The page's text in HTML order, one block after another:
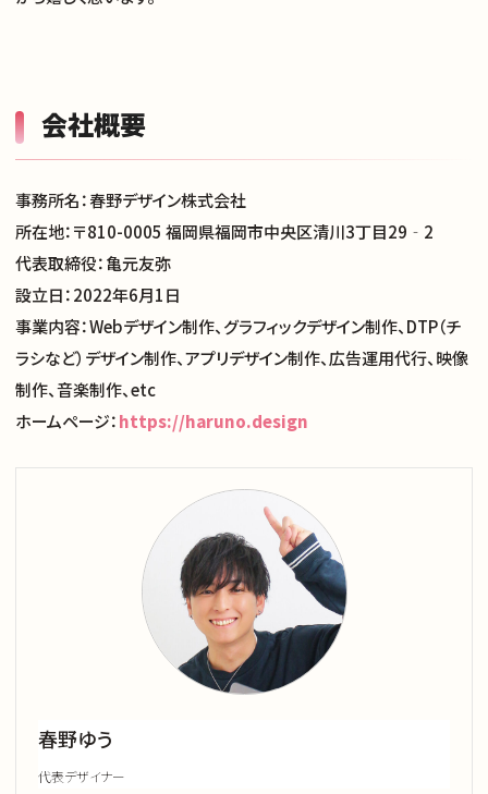
会社概要
事務所名：春野デザイン株式会社
所在地：〒810-0005 福岡県福岡市中央区清川3丁目29‐2
代表取締役：亀元友弥
設立日：2022年6月1日
事業内容：Webデザイン制作、グラフィックデザイン制作、DTP（チ
ラシなど）デザイン制作、アプリデザイン制作、広告運用代行、映像
制作、音楽制作、etc
ホームページ：https://haruno.design
春野ゆう
代表デザイナー